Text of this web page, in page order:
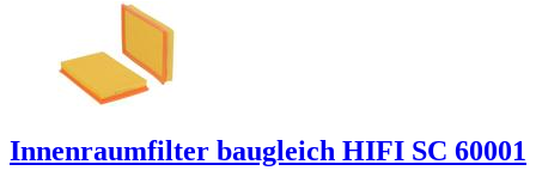
Innenraumfilter baugleich HIFI SC 60001